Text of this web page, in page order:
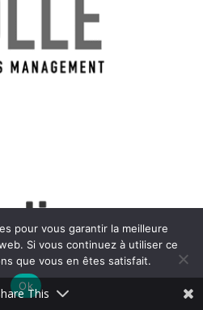
This
pour vous garantir la meilleure
Si vous continuez à utiliser ce
que vous en êtes satisfait.
Ok